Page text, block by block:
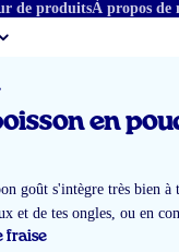
de produitsÀ propos de
en
goût s'intègre très bien
et de tes ongles, ou en
fraise